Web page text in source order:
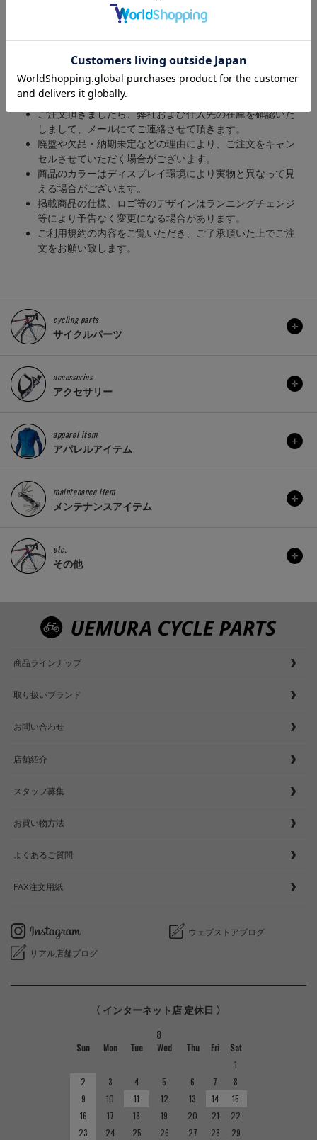
1.5インチ
ゲージ本体、カラビナ付きセミハードケース
ご注文の前にご確認ください。
表示されている在庫情報については、実際の在庫情報と連
動しておりません。
ご注文頂きましたら、弊社および仕入先の在庫を確認いた
しまして、メールにてご連絡させて頂きます。
廃盤や欠品・納期未定などの理由により、ご注文をキャン
セルさせていただく場合がございます。
商品のカラーはディスプレイ環境により実物と異なって見
える場合がございます。
掲載商品の仕様、ロゴ等のデザインはランニングチェンジ
等により予告なく変更になる場合があります。
ご利用規約の内容をご覧いただき、ご了承頂いた上でご注
文をお願い致します。
cycling parts
サイクルパーツ
accessories
アクセサリー
apparel item
アパレルアイテム
maintenance item
メンテナンスアイテム
etc..
その他
商品ラインナップ
取り扱いブランド
お問い合わせ
店舗紹介
スタッフ募集
お買い物方法
よくあるご質問
FAX注文用紙
ウェブストアブログ
リアル店舗ブログ
〈 インターネット店 定休日 〉
8
Sun Mon Tue Wed Thu Fri
Sat
1
2
3 4 5 6 7
8
9
10 11 12 13 14
15
16
17 18 19 20 21
22
23
24 25 26 27 28 29